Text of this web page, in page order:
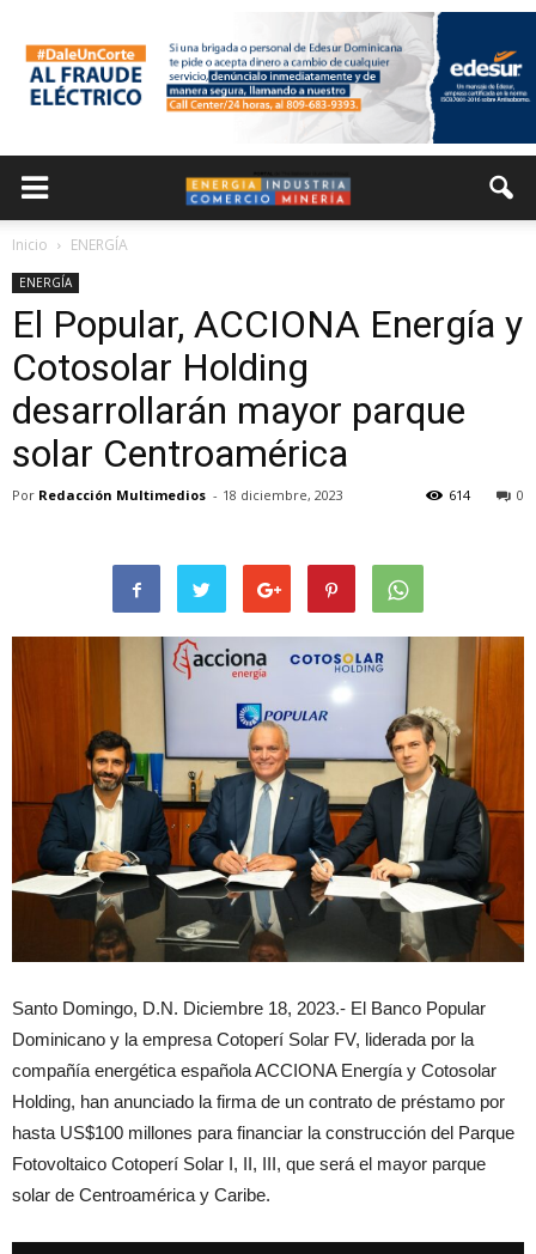
Inicio ENERGÍA
ENERGÍA
El Popular, ACCIONA Energía y
Cotosolar Holding
desarrollarán mayor parque
solar Centroamérica
Por Redacción Multimedios - 18 diciembre, 2023 0
614
Santo Domingo, D.N. Diciembre 18, 2023.- El Banco Popular
Dominicano y la empresa Cotoperí Solar FV, liderada por la
compañía energética española ACCIONA Energía y Cotosolar
Holding, han anunciado la firma de un contrato de préstamo por
hasta US$100 millones para financiar la construcción del Parque
Fotovoltaico Cotoperí Solar I, II, III, que será el mayor parque
solar de Centroamérica y Caribe.